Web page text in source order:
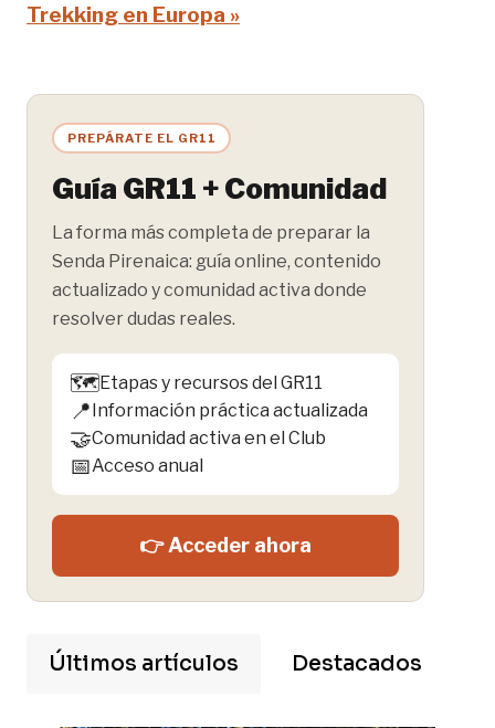
Trekking en Europa »
PREPÁRATE EL GR11
Guía GR11 + Comunidad
La forma más completa de preparar la
Senda Pirenaica: guía online, contenido
actualizado y comunidad activa donde
resolver dudas reales.
🗺️Etapas y recursos del GR11
📍 Información práctica actualizada
🤝Comunidad activa en el Club
📅Acceso anual
👉 Acceder ahora
Últimos artículos Destacados